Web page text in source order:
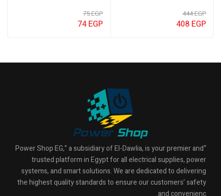
444EGP
408 EGP
75EGP
74EGP
“Power Shop EG,” a subsidiary of El-Dawlia, is your premier and
trusted platform in Egypt for all electrical supplies, power
systems, and smart solutions. We are dedicated to delivering
the highest quality standards to ensure our customers’ safety